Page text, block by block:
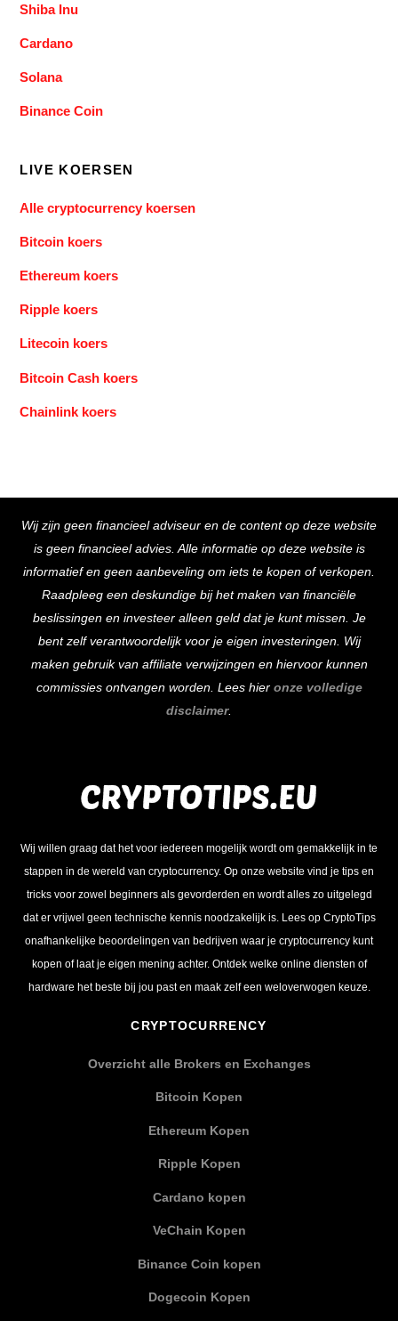
Shiba Inu
Cardano
Solana
Binance Coin
LIVE KOERSEN
Alle cryptocurrency koersen
Bitcoin koers
Ethereum koers
Ripple koers
Litecoin koers
Bitcoin Cash koers
Chainlink koers
To
Top
Wij zijn geen financieel adviseur en de content op deze website
is geen financieel advies. Alle informatie op deze website is
informatief en geen aanbeveling om iets te kopen of verkopen.
Raadpleeg een deskundige bij het maken van financiële
beslissingen en investeer alleen geld dat je kunt missen. Je
bent zelf verantwoordelijk voor je eigen investeringen. Wij
maken gebruik van affiliate verwijzingen en hiervoor kunnen
commissies ontvangen worden. Lees hier onze volledige
disclaimer.
Wij willen graag dat het voor iedereen mogelijk wordt om gemakkelijk in te
stappen in de wereld van cryptocurrency. Op onze website vind je tips en
tricks voor zowel beginners als gevorderden en wordt alles zo uitgelegd
dat er vrijwel geen technische kennis noodzakelijk is. Lees op CryptoTips
onafhankelijke beoordelingen van bedrijven waar je cryptocurrency kunt
kopen of laat je eigen mening achter. Ontdek welke online diensten of
hardware het beste bij jou past en maak zelf een weloverwogen keuze.
CRYPTOCURRENCY
Overzicht alle Brokers en Exchanges
Bitcoin Kopen
Ethereum Kopen
Ripple Kopen
Cardano kopen
VeChain Kopen
Binance Coin kopen
Dogecoin Kopen